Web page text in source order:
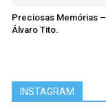
Preciosas Memórias –
Álvaro Tito.
INSTAGRAM